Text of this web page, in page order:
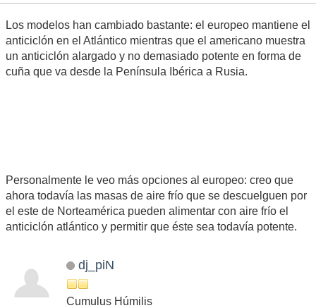
Los modelos han cambiado bastante: el europeo mantiene el
anticiclón en el Atlántico mientras que el americano muestra
un anticiclón alargado y no demasiado potente en forma de
cuña que va desde la Península Ibérica a Rusia.
Personalmente le veo más opciones al europeo: creo que
ahora todavía las masas de aire frío que se descuelguen por
el este de Norteamérica pueden alimentar con aire frío el
anticiclón atlántico y permitir que éste sea todavía potente.
dj_piN
Cumulus Húmilis